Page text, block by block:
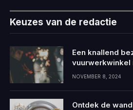
Keuzes van de redactie
Een knallend
vuurwerkwinkel
NOVEMBER 8, 2024
Ontdek de